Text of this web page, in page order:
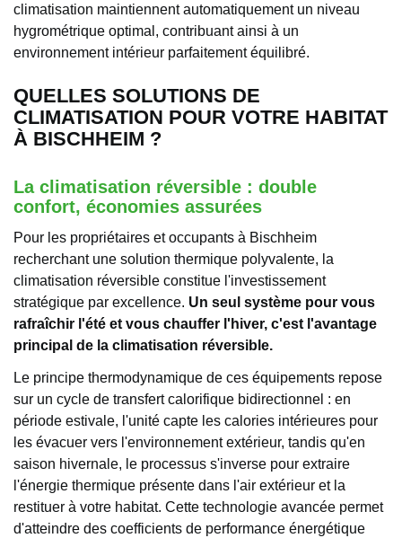
climatisation maintiennent automatiquement un niveau
hygrométrique optimal, contribuant ainsi à un
environnement intérieur parfaitement équilibré.
QUELLES SOLUTIONS DE
CLIMATISATION POUR VOTRE HABITAT
À BISCHHEIM ?
La climatisation réversible : double
confort, économies assurées
Pour les propriétaires et occupants à Bischheim
recherchant une solution thermique polyvalente, la
climatisation réversible constitue l'investissement
stratégique par excellence. Un seul système pour vous
rafraîchir l'été et vous chauffer l'hiver, c'est l'avantage
principal de la climatisation réversible.
Le principe thermodynamique de ces équipements repose
sur un cycle de transfert calorifique bidirectionnel : en
période estivale, l'unité capte les calories intérieures pour
les évacuer vers l'environnement extérieur, tandis qu'en
saison hivernale, le processus s'inverse pour extraire
l'énergie thermique présente dans l'air extérieur et la
restituer à votre habitat. Cette technologie avancée permet
d'atteindre des coefficients de performance énergétique